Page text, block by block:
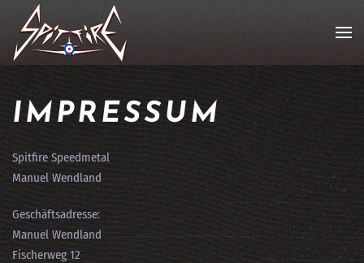
IMPRESSUM
Spitfire Speedmetal
Manuel Wendland
Geschäftsadresse:
Manuel Wendland
Fischerweg 12